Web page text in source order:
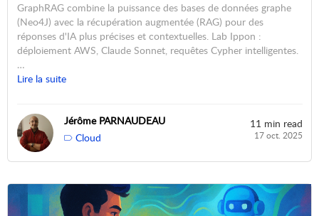
GraphRAG combine la puissance des bases de données graphe
(Neo4J) avec la récupération augmentée (RAG) pour des
réponses d'IA plus précises et contextuelles. Lab Ippon :
déploiement AWS, Claude Sonnet, requêtes Cypher intelligentes.
…
Lire la suite
Jérôme PARNAUDEAU
Cloud
11 min read
17 oct. 2025